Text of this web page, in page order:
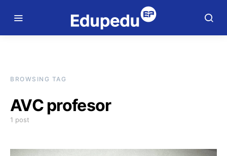
BROWSING TAG
AVC profesor
1 post